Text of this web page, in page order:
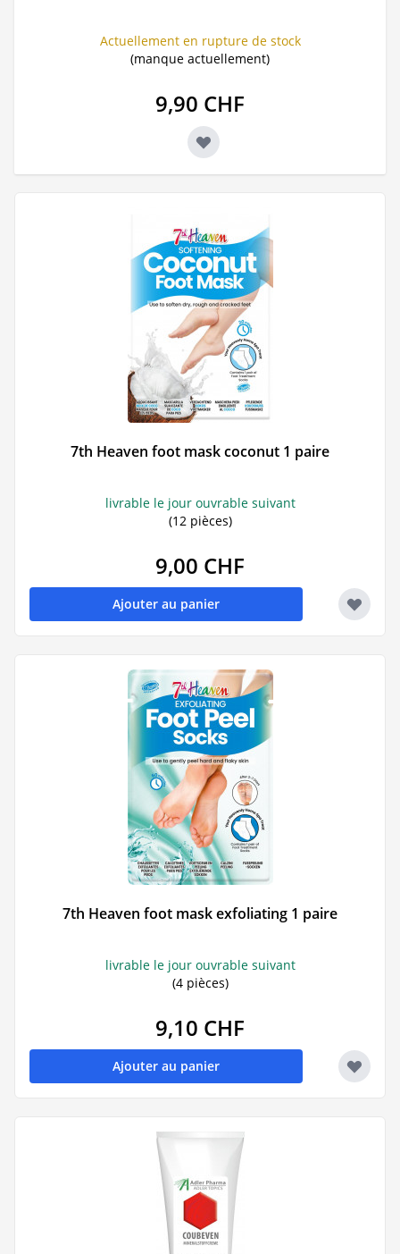
Actuellement en rupture de stock
(manque actuellement)
9,90 CHF
7th Heaven foot mask coconut 1 paire
livrable le jour ouvrable suivant
(12 pièces)
9,00 CHF
Ajouter au panier
7th Heaven foot mask exfoliating 1 paire
livrable le jour ouvrable suivant
(4 pièces)
9,10 CHF
Ajouter au panier